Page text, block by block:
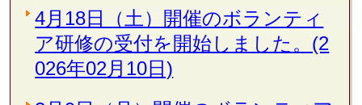
4月18日（土）開催のボランティ
ア研修の受付を開始しました。(2
026年02月10日)